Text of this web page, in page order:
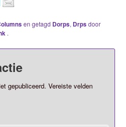
en getagd Dorps, Drpsdoor
.
gepubliceerd. Vereiste velden